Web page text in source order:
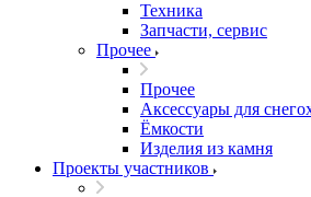
Техника
Запчасти, сервис
Прочее
Прочее
Аксессуары для
Ёмкости
Изделия из камня
Проекты участников